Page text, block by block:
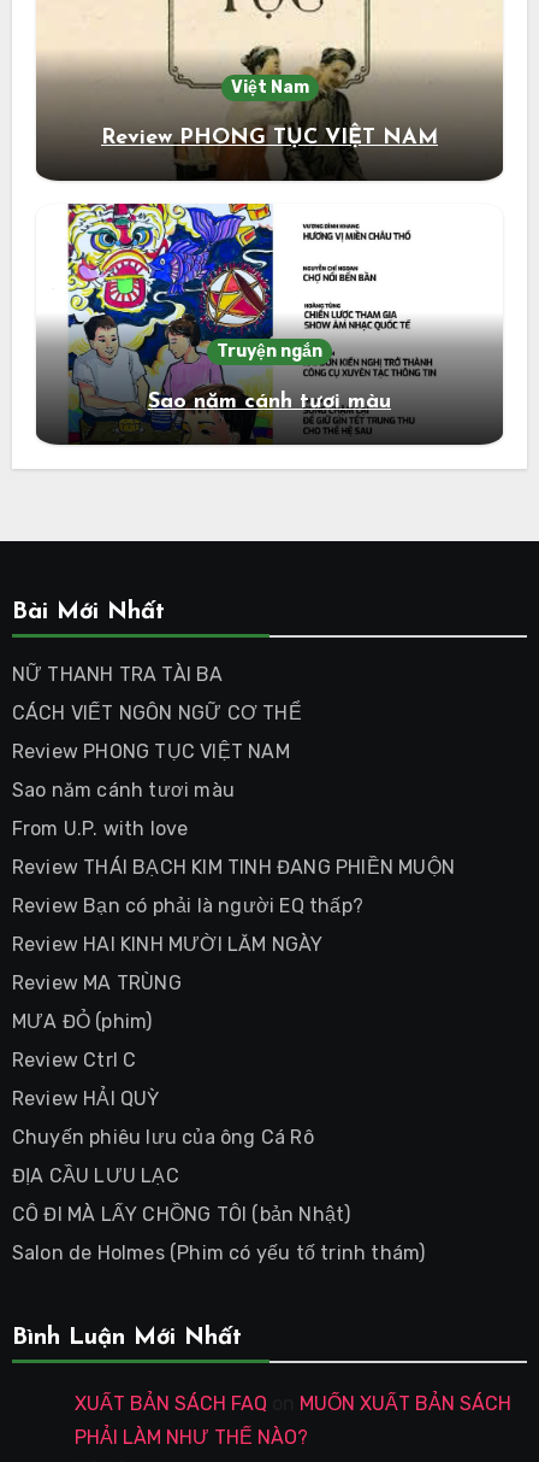
Việt Nam
Review PHONG TỤC VIỆT NAM
Truyện ngắn
Sao năm cánh tươi màu
Bài Mới Nhất
NỮ THANH TRA TÀI BA
CÁCH VIẾT NGÔN NGỮ CƠ THỂ
Review PHONG TỤC VIỆT NAM
Sao năm cánh tươi màu
From U.P. with love
Review THÁI BẠCH KIM TINH ĐANG PHIỀN MUỘN
Review Bạn có phải là người EQ thấp?
Review HAI KINH MƯỜI LĂM NGÀY
Review MA TRÙNG
MƯA ĐỎ (phim)
Review Ctrl C
Review HẢI QUỲ
Chuyến phiêu lưu của ông Cá Rô
ĐỊA CẦU LƯU LẠC
CÔ ĐI MÀ LẤY CHỒNG TÔI (bản Nhật)
Salon de Holmes (Phim có yếu tố trinh thám)
Bình Luận Mới Nhất
XUẤT BẢN SÁCH FAQ
MUỐN XUẤT BẢN SÁCH
PHẢI LÀM NHƯ THẾ NÀO?